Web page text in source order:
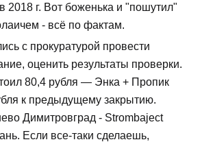
2018 г. Вот боженька и "пошутил"
- всё по фактам.
с прокуратурой провести
оценить результаты проверки.
80,4 рубля — Энка + Пропик
к предыдущему закрытию.
Димитровград - Strombaject
Если все-таки сделаешь,